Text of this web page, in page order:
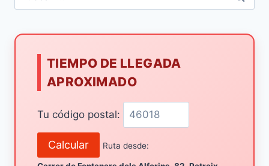
TIEMPO DE LLEGADA
APROXIMADO
Tu código postal:
Calcular Ruta desde: